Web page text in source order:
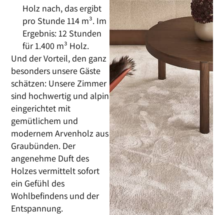
Holz nach, das ergibt
pro Stunde 114 m³. Im
Ergebnis: 12 Stunden
für 1.400 m³ Holz.
Und der Vorteil, den ganz
besonders unsere Gäste
schätzen: Unsere Zimmer
sind hochwertig und alpin
eingerichtet mit
gemütlichem und
modernem Arvenholz aus
Graubünden. Der
angenehme Duft des
Holzes vermittelt sofort
ein Gefühl des
Wohlbefindens und der
Entspannung.